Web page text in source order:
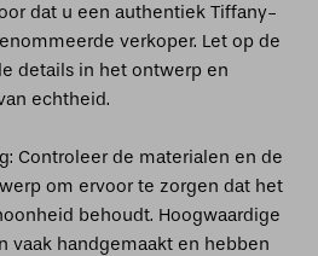
dat u een authentiek Tiffany-
verkoper. Let op de
details in het ontwerp en
echtheid.
Controleer de materialen en de
om ervoor te zorgen dat het
behoudt. Hoogwaardige
vaak handgemaakt en hebben